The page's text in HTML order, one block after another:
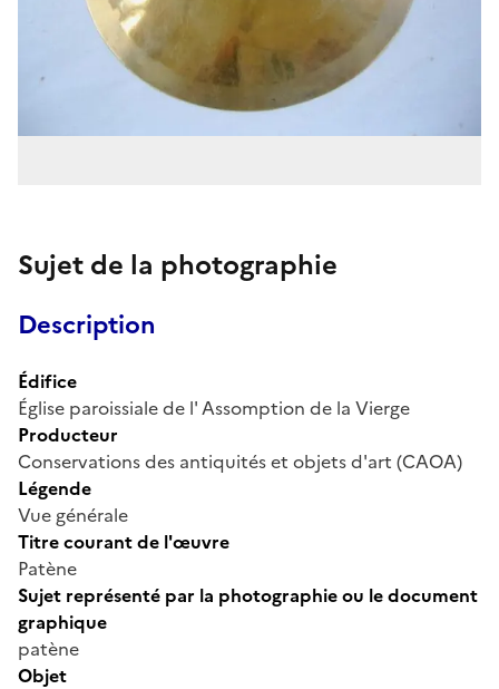
Sujet de la photographie
Description
Édifice
Église paroissiale de l' Assomption de la Vierge
Producteur
Conservations des antiquités et objets d'art (CAOA)
Légende
Vue générale
Titre courant de l'œuvre
Patène
Sujet représenté par la photographie ou le document
graphique
patène
Objet